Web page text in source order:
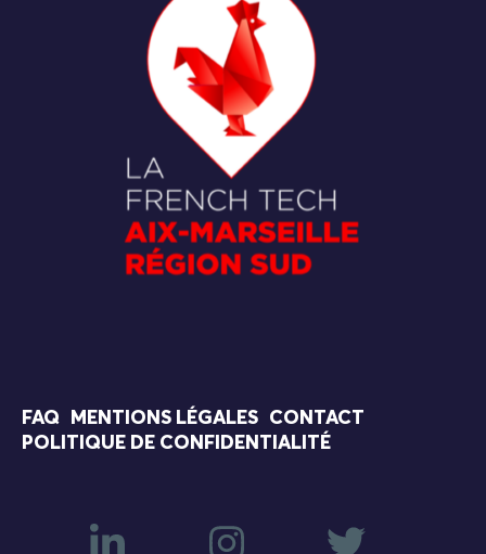
FAQ MENTIONS LÉGALES
CONTACT
POLITIQUE DE CONFIDENTIALITÉ